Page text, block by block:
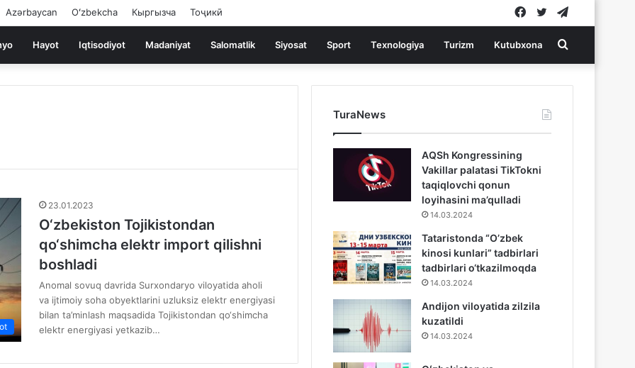
Azərbaycan Oʻzbekcha Кыргызча Тоҷикӣ Twitter
Facebook
Hayot Iqtisodiyot Madaniyat Salomatlik Siyosat Sport Texnologiya Turizm Kutubxona Search
for
23.01.2023
O‘zbekiston Tojikistondan
qo‘shimcha elektr import qilishni
boshladi
Anomal sovuq davrida Surxondaryo viloyatida aholi
va ijtimoiy soha obyektlarini uzluksiz elektr energiyasi
bilan ta’minlash maqsadida Tojikistondan qo‘shimcha
elektr energiyasi yetkazib…
TuraNews
AQSh Kongressining
Vakillar palatasi TikTokni
taqiqlovchi qonun
loyihasini ma’qulladi
14.03.2024
Tataristonda “O’zbek
kinosi kunlari” tadbirlari
tadbirlari o‘tkazilmoqda
14.03.2024
Andijon viloyatida zilzila
kuzatildi
14.03.2024